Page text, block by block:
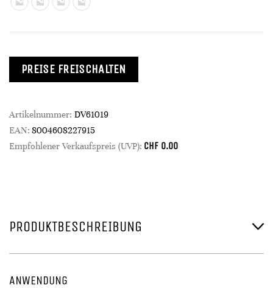
PREISE FREISCHALTEN
Artikelnummer: DV61019
EAN: 8004608227915
Empfohlener Verkaufspreis (UVP): CHF 0.00
PRODUKTBESCHREIBUNG
ANWENDUNG